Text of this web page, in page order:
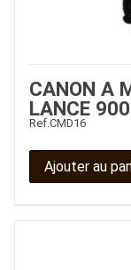
CANON A
LANCE
Ref. CMD16
Ajouter au